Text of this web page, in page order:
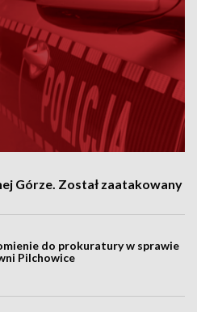
Górze. Został zaatakowany
do prokuratury w sprawie
Pilchowice